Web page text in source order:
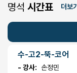
명석 시간표 더보기
수-고2-뚝-코어
- 강사: 손정민